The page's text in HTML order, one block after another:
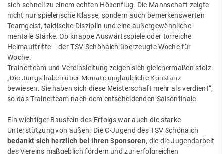
sich schnell zu einem echten Höhenflug. Die Mannschaft zeigte
nicht nur spielerische Klasse, sondern auch bemerkenswerten
Teamgeist, taktische Disziplin und eine außergewöhnliche
mentale Stärke. Ob knappe Auswärtsspiele oder torreiche
Heimauftritte – der TSV Schönaich überzeugte Woche für
Woche.
Trainerteam und Vereinsleitung zeigen sich gleichermaßen stolz.
„Die Jungs haben über Monate unglaubliche Konstanz
bewiesen. Sie haben sich diese Meisterschaft mehr als verdient“,
so das Trainerteam nach dem entscheidenden Saisonfinale.
Ein wichtiger Baustein des Erfolgs war auch die starke
Unterstützung von außen. Die C-Jugend des TSV Schönaich
bedankt sich herzlich bei ihren Sponsoren, die die Jugendarbeit
des Vereins maßgeblich fördern und zur erfolgreichen